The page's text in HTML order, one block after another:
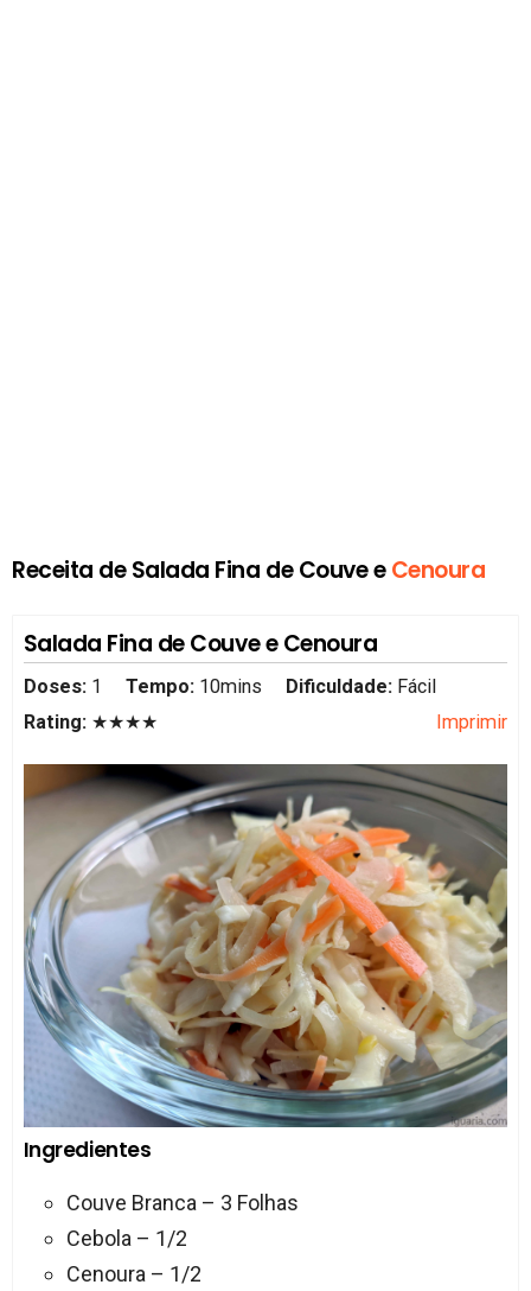
Receita de Salada Fina de Couve eCenoura
Salada Fina de Couve e Cenoura
Doses: 1 Tempo: 10mins Dificuldade: Fácil
Rating: ★★★★ Imprimir
Ingredientes
Couve Branca – 3 Folhas
Cebola – 1/2
Cenoura – 1/2